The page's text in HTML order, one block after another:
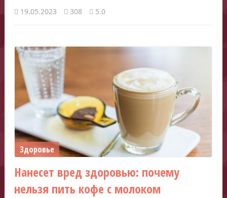
19.05.2023 308 5.0
Здоровье
Нанесет вред здоровью: почему
нельзя пить кофе с молоком